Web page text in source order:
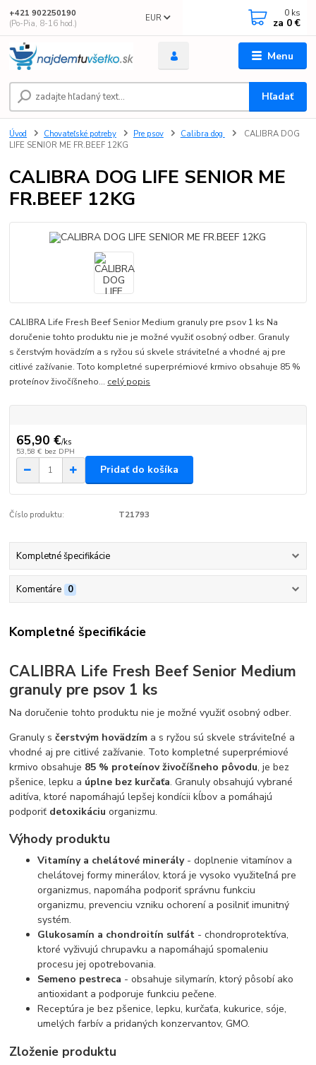
Menu
EUR
Hľadať
+421 902250190
(Po-Pia, 8-16 hod.)
0 ks
za 0 €
Úvod Chovateľské potreby Pre psov Calibra dog
CALIBRA DOG
LIFE SENIOR ME FR.BEEF 12KG
CALIBRA DOG LIFE SENIOR ME
FR.BEEF 12KG
CALIBRA Life Fresh Beef Senior Medium granuly pre psov 1 ks Na
doručenie tohto produktu nie je možné využiť osobný odber. Granuly
s čerstvým hovädzím a s ryžou sú skvele stráviteľné a vhodné aj pre
citlivé zažívanie. Toto kompletné superprémiové krmivo obsahuje 85 %
proteínov živočíšneho... celý popis
65,90 €/ks
53,58 € bez DPH
Pridať do košíka
Číslo produktu: T21793
Kompletné špecifikácie
Komentáre 0
Kompletné špecifikácie
CALIBRA Life Fresh Beef Senior Medium
granuly pre psov 1 ks
Na doručenie tohto produktu nie je možné využiť osobný odber.
Granuly sčerstvým hovädzím a s ryžou sú skvele stráviteľné a
vhodné aj pre citlivé zažívanie. Toto kompletné superprémiové
krmivo obsahuje 85 % proteínov živočíšneho pôvodu, je bez
pšenice, lepku a úplne bez kurčaťa. Granuly obsahujú vybrané
aditíva, ktoré napomáhajú lepšej kondícii kĺbov a pomáhajú
podporiť detoxikáciuorganizmu.
Výhody produktu
Vitamíny a chelátové minerály- doplnenie vitamínov a
chelátovej formy minerálov, ktorá je vysoko využiteľná pre
organizmus, napomáha podporiť správnu funkciu
organizmu, prevenciu vzniku ochorení a posilniť imunitný
systém.
Glukosamín a chondroitín sulfát - chondroprotektíva,
ktoré vyživujú chrupavku a napomáhajú spomaleniu
procesu jej opotrebovania.
Semeno pestreca - obsahuje silymarín, ktorý pôsobí ako
antioxidant a podporuje funkciu pečene.
Receptúra je bez pšenice, lepku, kurčaťa, kukurice, sóje,
umelých farbív a pridaných konzervantov, GMO.
Zloženie produktu